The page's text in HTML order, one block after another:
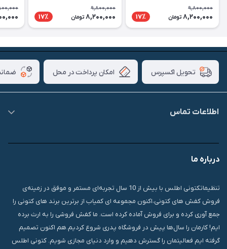
سفید | Vico
9,800,000
8,200,000 تومان 17٪
9,800,000
8,200,000 تومان 17٪
تحویل اکسپرس امکان پرداخت در محل
اطلاعات تماس
درباره ما
تنظیماتکتونی اطلس با بیش از 10 سال تجربه‌ای مستمر و موفق در زمینه‌ی
فروش کفش های کتونی،اکنون مجموعه ای کمیاب از برترین برند های کتونی را
جمع آوری کرده و برای فروش آماده کرده است. ما کفش فروشی را به ارث برده
ایم! کارمان را سال‌ها پیش در فروشگاه پدری شروع کردیم.هم اکنون تصمیم
گرفته ایم فعالیتمان را گسترش دهیم و وارد دنیای مجازی شویم. کتونی اطلس